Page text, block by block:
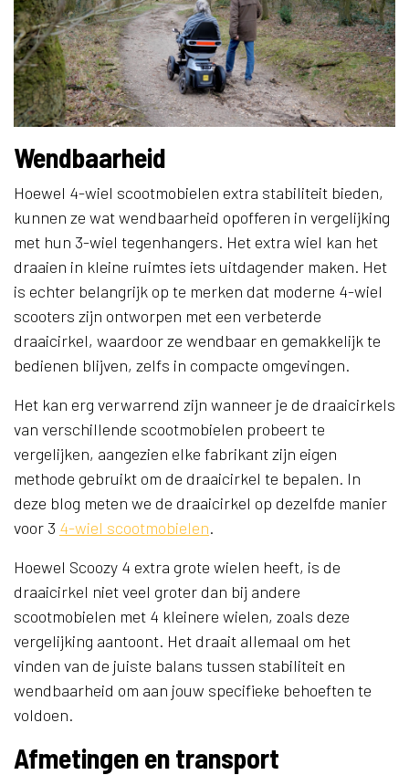
Wendbaarheid
Hoewel 4-wiel scootmobielen extra stabiliteit bieden,
kunnen ze wat wendbaarheid opofferen in vergelijking
met hun 3-wiel tegenhangers. Het extra wiel kan het
draaien in kleine ruimtes iets uitdagender maken. Het
is echter belangrijk op te merken dat moderne 4-wiel
scooters zijn ontworpen met een verbeterde
draaicirkel, waardoor ze wendbaar en gemakkelijk te
bedienen blijven, zelfs in compacte omgevingen.
Het kan erg verwarrend zijn wanneer je de draaicirkels
van verschillende scootmobielen probeert te
vergelijken, aangezien elke fabrikant zijn eigen
methode gebruikt om de draaicirkel te bepalen. In
deze blog meten we de draaicirkel op dezelfde manier
voor 3 4-wiel scootmobielen.
Hoewel Scoozy 4 extra grote wielen heeft, is de
draaicirkel niet veel groter dan bij andere
scootmobielen met 4 kleinere wielen, zoals deze
vergelijking aantoont. Het draait allemaal om het
vinden van de juiste balans tussen stabiliteit en
wendbaarheid om aan jouw specifieke behoeften te
voldoen.
Afmetingen en transport